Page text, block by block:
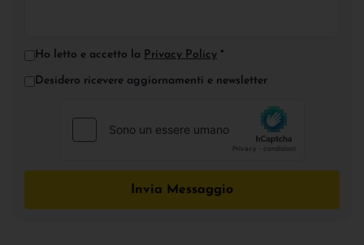
Ho letto e accetto la Privacy Policy *
Desidero ricevere aggiornamenti e newsletter
Invia Messaggio